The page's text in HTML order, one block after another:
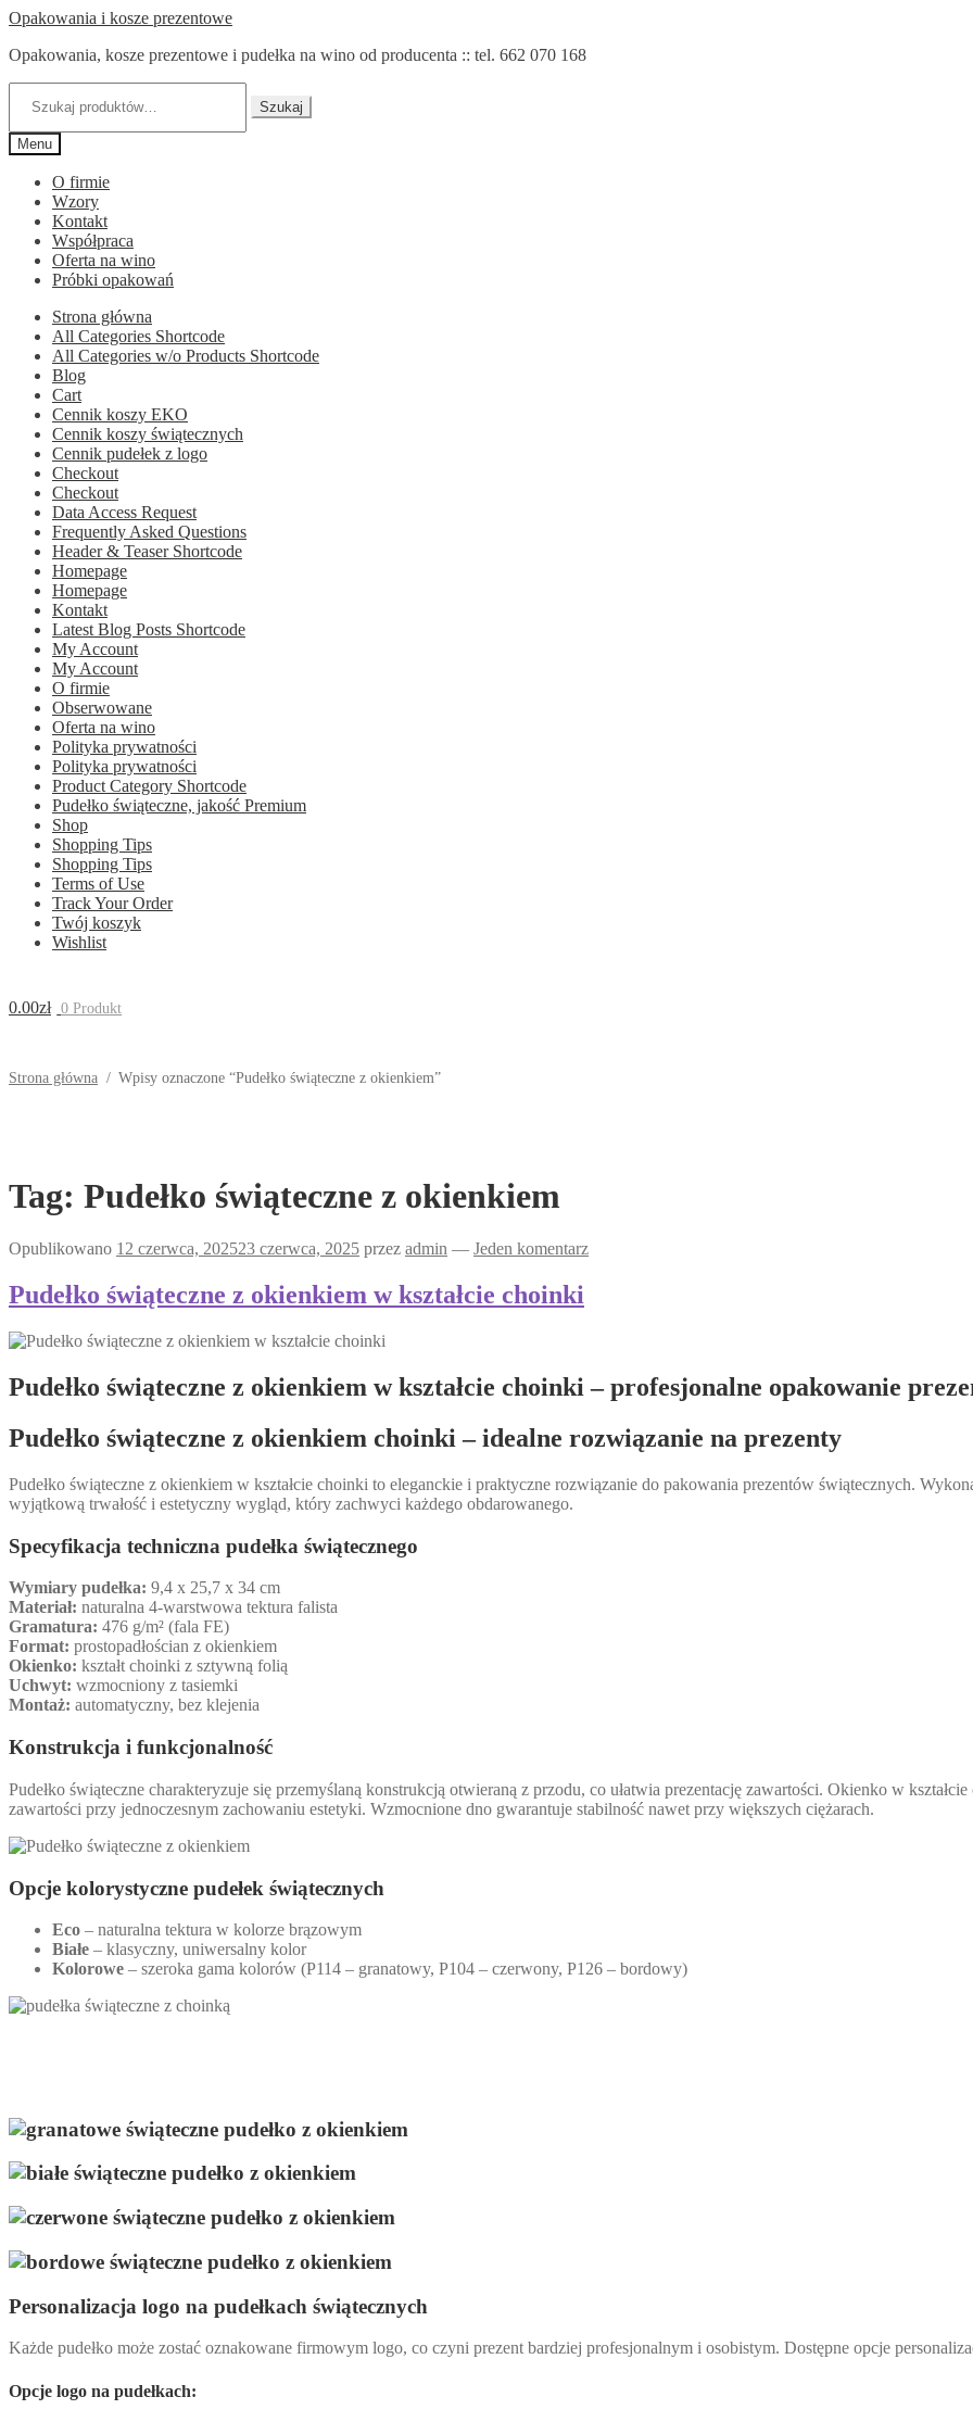
Przejdź
nawigacji
Przejdź
treści
Opakowania i kosze prezentowe
Opakowania, kosze prezentowe i pudełka na wino od producenta :: tel. 662 070 168
Szukaj
Menu
O firmie
Wzory
Kontakt
Współpraca
Oferta na wino
Próbki opakowań
Strona główna
All Categories Shortcode
All Categories w/o Products Shortcode
Blog
Cart
Cennik koszy EKO
Cennik koszy świątecznych
Cennik pudełek z logo
Checkout
Checkout
Data Access Request
Frequently Asked Questions
Header & Teaser Shortcode
Homepage
Homepage
Kontakt
Latest Blog Posts Shortcode
My Account
My Account
O firmie
Obserwowane
Oferta na wino
Polityka prywatności
Polityka prywatności
Product Category Shortcode
Pudełko świąteczne, jakość Premium
Shop
Shopping Tips
Shopping Tips
Terms of Use
Track Your Order
Twój koszyk
Wishlist
0.00zł 0 Produkt
Strona główna / Wpisy oznaczone “Pudełko świąteczne z okienkiem”
Tag: Pudełko świąteczne z okienkiem
Opublikowano 12 czerwca, 202523 czerwca, 2025 przez admin — Jeden komentarz
Pudełko świąteczne z okienkiem w kształcie choinki
Pudełko świąteczne z okienkiem w kształcie choinki – profesjonalne opakowanie
Pudełko świąteczne z okienkiem choinki – idealne rozwiązanie na prezenty
Pudełko świąteczne z okienkiem w kształcie choinki to eleganckie i praktyczne rozwiązanie do pakowania prezentów świątecznych.
wyjątkową trwałość i estetyczny wygląd, który zachwyci każdego obdarowanego.
Specyfikacja techniczna pudełka świątecznego
Wymiary pudełka: 9,4 x 25,7 x 34 cm
Materiał: naturalna 4-warstwowa tektura falista
Gramatura: 476 g/m² (fala FE)
Format: prostopadłościan z okienkiem
Okienko: kształt choinki z sztywną folią
Uchwyt: wzmocniony z tasiemki
Montaż: automatyczny, bez klejenia
Konstrukcja i funkcjonalność
Pudełko świąteczne charakteryzuje się przemyślaną konstrukcją otwieraną z przodu, co ułatwia prezentację zawartości. Okienko w
zawartości przy jednoczesnym zachowaniu estetyki. Wzmocnione dno gwarantuje stabilność nawet przy większych ciężarach.
Opcje kolorystyczne pudełek świątecznych
Eco – naturalna tektura w kolorze brązowym
Białe – klasyczny, uniwersalny kolor
Kolorowe – szeroka gama kolorów (P114 – granatowy, P104 – czerwony, P126 – bordowy)
Personalizacja logo na pudełkach świątecznych
Każde pudełko może zostać oznakowane firmowym logo, co czyni prezent bardziej profesjonalnym i osobistym. Dostępne opcje
Opcje logo na pudełkach: